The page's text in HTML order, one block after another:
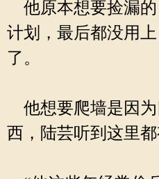
他原本想要捡漏的
计划，最后都没用
了。
他想要爬墙是因
西，陆芸听到这里都